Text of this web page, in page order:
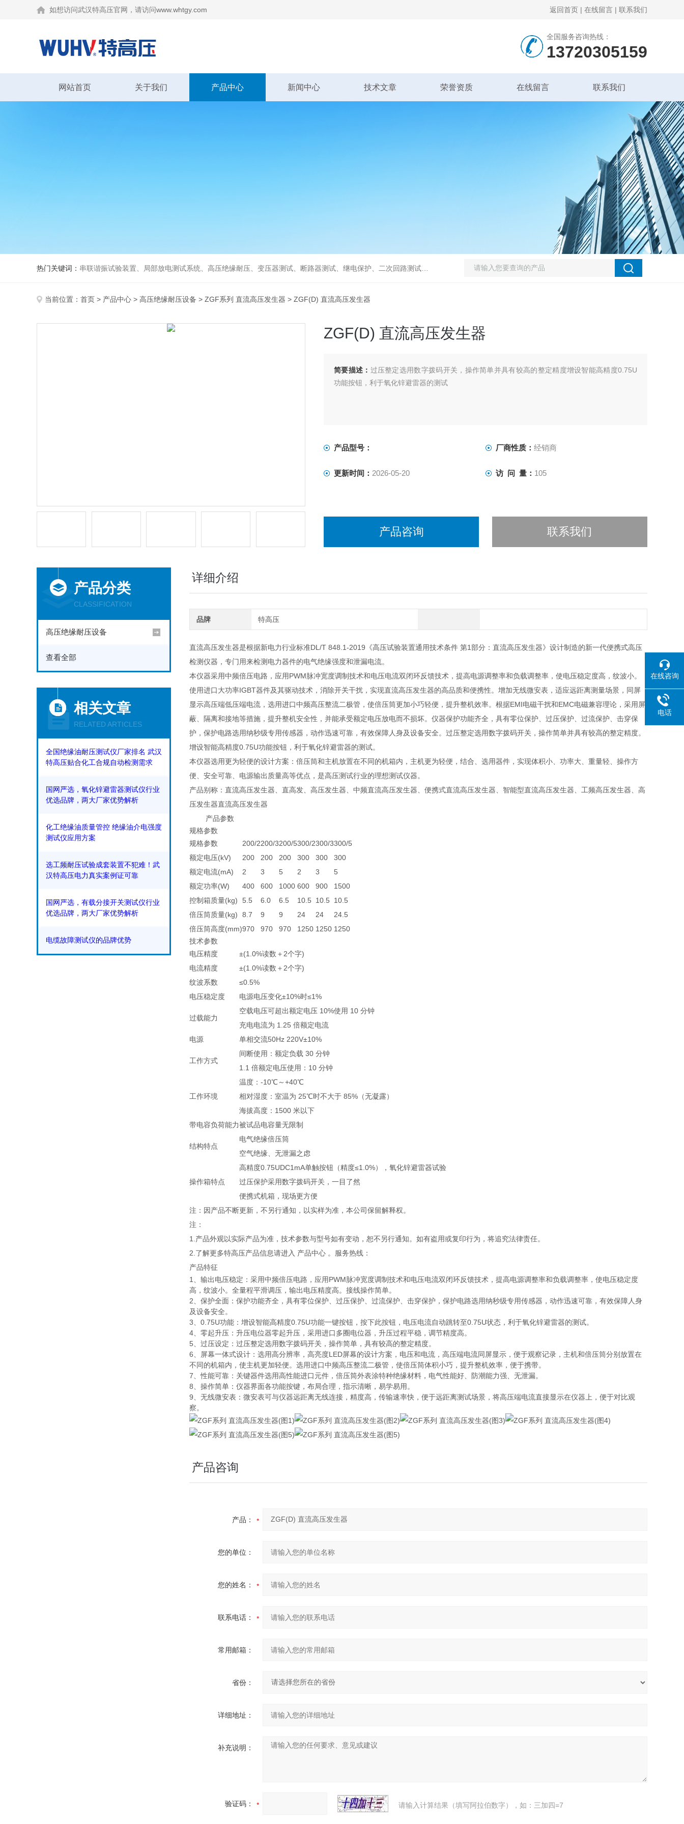
如想访问武汉特高压官网，请访问www.whtgy.com 返回首页 | 在线留言 | 联系我们
全国服务咨询热线：
13720305159
网站首页 关于我们 产品中心 新闻中心 技术文章 荣誉资质 在线留言 联系我们
热门关键词： 串联谐振试验装置、局部放电测试系统、高压绝缘耐压、变压器测试、断路器测试、继电保护、二次回路测试、电
当前位置： 首页 > 产品中心 > 高压绝缘耐压设备 > ZGF系列 直流高压发生器 > ZGF(D) 直流高压发生器
ZGF(D) 直流高压发生器
简要描述： 过压整定选用数字拨码开关，操作简单并具有较高的整定精度增设智能高精度0.75U
功能按钮，利于氧化锌避雷器的测试
产品型号： 厂商性质： 经销商
更新时间： 2026-05-20 访 问 量： 105
产品咨询 联系我们
产品分类
CLASSIFICATION
高压绝缘耐压设备
查看全部
相关文章
RELATED ARTICLES
全国绝缘油耐压测试仪厂家排名 武汉
特高压贴合化工合规自动检测需求
国网严选，氧化锌避雷器测试仪行业
优选品牌，两大厂家优势解析
化工绝缘油质量管控 绝缘油介电强度
测试仪应用方案
选工频耐压试验成套装置不犯难！武
汉特高压电力真实案例证可靠​
国网严选，有载分接开关测试仪行业
优选品牌，两大厂家优势解析
电缆故障测试仪的品牌优势
详细介绍
品牌 特高压
直流高压发生器是根据新电力行业标准DL/T 848.1-2019《高压试验装置通用技术条件 第1部分：直流高压发生器》设计制造的新一代便携式高压
检测仪器，专门用来检测电力器件的电气绝缘强度和泄漏电流。
本仪器采用中频倍压电路，应用PWM脉冲宽度调制技术和电压电流双闭环反馈技术，提高电源调整率和负载调整率，使电压稳定度高，纹波小。
使用进口大功率IGBT器件及其驱动技术，消除开关干扰，实现直流高压发生器的高品质和便携性。增加无线微安表，适应远距离测量场景，同屏
显示高压端低压端电流，选用进口中频高压整流二极管，使倍压筒更加小巧轻便，提升整机效率。根据EMI电磁干扰和EMC电磁兼容理论，采用屏
蔽、隔离和接地等措施，提升整机安全性，并能承受额定电压放电而不损坏。仪器保护功能齐全，具有零位保护、过压保护、过流保护、击穿保
护，保护电路选用纳秒级专用传感器，动作迅速可靠，有效保障人身及设备安全。过压整定选用数字拨码开关，操作简单并具有较高的整定精度。
增设智能高精度0.75U功能按钮，利于氧化锌避雷器的测试。
本仪器选用更为轻便的设计方案：倍压筒和主机放置在不同的机箱内，主机更为轻便，结合、选用器件，实现体积小、功率大、重量轻、操作方
便、安全可靠、电源输出质量高等优点，是高压测试行业的理想测试仪器。
产品别称：直流高压发生器、直高发、高压发生器、中频直流高压发生器、便携式直流高压发生器、智能型直流高压发生器、工频高压发生器、高
压发生器直流高压发生器
产品参数
规格参数
规格参数
200/2200/3200/5300/2300/3300/5
额定电压(kV)
200 200 200 300 300
300
额定电流(mA)
2 3 5 2 3
5
额定功率(W)
400 600 1000 600 900
1500
控制箱质量(kg)
5.5 6.0 6.5 10.5 10.5
10.5
倍压筒质量(kg)
8.7 9 9 24 24
24.5
倍压筒高度(mm)970 970 970 1250 1250 1250
技术参数
电压精度
±(1.0%读数＋2个字)
电流精度
±(1.0%读数＋2个字)
纹波系数
≤0.5%
电压稳定度
电源电压变化±10%时≤1%
过载能力
空载电压可超出额定电压 10%使用 10 分钟
充电电流为 1.25 倍额定电流
电源
单相交流50Hz 220V±10%
工作方式
间断使用：额定负载 30 分钟
1.1 倍额定电压使用：10 分钟
工作环境
温度：-10℃～+40℃
相对湿度：室温为 25℃时不大于 85%（无凝露）
海拔高度：1500 米以下
带电容负荷能力被试品电容量无限制
结构特点
电气绝缘倍压筒
空气绝缘、无泄漏之虑
操作箱特点
高精度0.75UDC1mA单触按钮（精度≤1.0%），氧化锌避雷器试验
过压保护采用数字拨码开关，一目了然
便携式机箱，现场更方便
注：因产品不断更新，不另行通知，以实样为准，本公司保留解释权。
注：
1.产品外观以实际产品为准，技术参数与型号如有变动，恕不另行通知。如有盗用或复印行为，将追究法律责任。
2.了解更多特高压产品信息请进入 产品中心 。服务热线：
产品特征
1、输出电压稳定：采用中频倍压电路，应用PWM脉冲宽度调制技术和电压电流双闭环反馈技术，提高电源调整率和负载调整率，使电压稳定度
高，纹波小。全量程平滑调压，输出电压精度高。接线操作简单。
2、保护全面：保护功能齐全，具有零位保护、过压保护、过流保护、击穿保护，保护电路选用纳秒级专用传感器，动作迅速可靠，有效保障人身
及设备安全。
3、0.75U功能：增设智能高精度0.75U功能一键按钮，按下此按钮，电压电流自动跳转至0.75U状态，利于氧化锌避雷器的测试。
4、零起升压：升压电位器零起升压，采用进口多圈电位器，升压过程平稳，调节精度高。
5、过压设定：过压整定选用数字拨码开关，操作简单，具有较高的整定精度。
6、屏幕一体式设计：选用高分辨率，高亮度LED屏幕的设计方案，电压和电流，高压端电流同屏显示，便于观察记录，主机和倍压筒分别放置在
不同的机箱内，使主机更加轻便。选用进口中频高压整流二极管，使倍压筒体积小巧，提升整机效率，便于携带。
7、性能可靠：关键器件选用高性能进口元件，倍压筒外表涂特种绝缘材料，电气性能好、防潮能力强、无泄漏。
8、操作简单：仪器界面各功能按键，布局合理，指示清晰，易学易用。
9、无线微安表：微安表可与仪器远距离无线连接，精度高，传输速率快，便于远距离测试场景，将高压端电流直接显示在仪器上，便于对比观
察。
产品咨询
产品：
您的单位：
您的姓名：
联系电话：
常用邮箱：
省份：
详细地址：
补充说明：
验证码： 请输入计算结果（填写阿拉伯数字），如：三加四=7
在线咨询
电话